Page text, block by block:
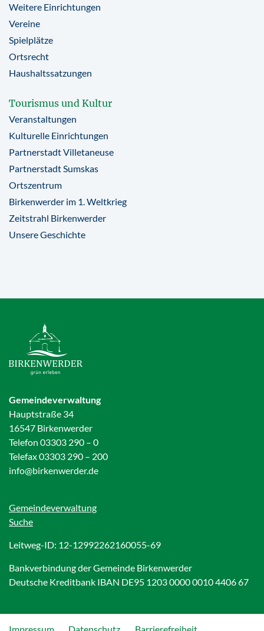
Weitere Einrichtungen
Vereine
Spielplätze
Ortsrecht
Haushaltssatzungen
Tourismus und Kultur
Veranstaltungen
Kulturelle Einrichtungen
Partnerstadt Villetaneuse
Partnerstadt Sumskas
Ortszentrum
Birkenwerder im 1. Weltkrieg
Zeitstrahl Birkenwerder
Unsere Geschichte
Gemeindeverwaltung
Hauptstraße 34
16547 Birkenwerder
Telefon 03303 290 – 0
Telefax 03303 290 – 200
info@birkenwerder.de
Gemeindeverwaltung
Suche
Leitweg-ID: 12-12992262160055-69
Bankverbindung der Gemeinde Birkenwerder
Deutsche Kreditbank IBAN DE95 1203 0000 0010 4406 67